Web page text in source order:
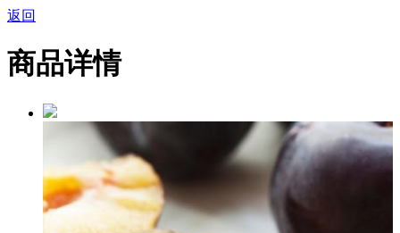
返回
商品详情